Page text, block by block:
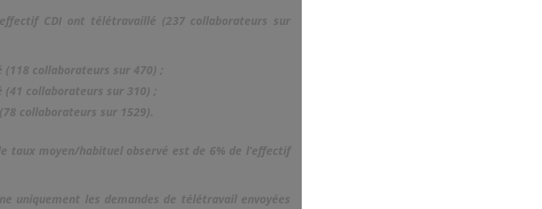
CDI ont télétravaillé (237 collaborateurs sur
collaborateurs sur 470) ;
collaborateurs sur 310) ;
collaborateurs sur 1529).
taux moyen/habituel observé est de 6% de l’effectif
uniquement les demandes de télétravail envoyées